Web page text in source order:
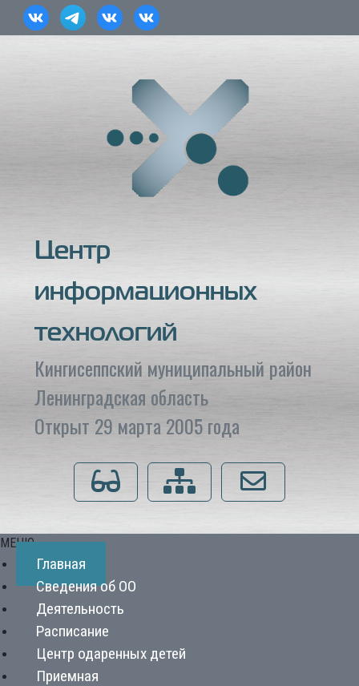
Центр
информационных
технологий
Кингисеппский муниципальный район
Ленинградская область
Открыт 29 марта 2005 года
Для слабовидящихКарта сайта Напишите нам
МЕНЮ
Главная
Сведения об ОО
Деятельность
Расписание
Центр одаренных детей
Приемная